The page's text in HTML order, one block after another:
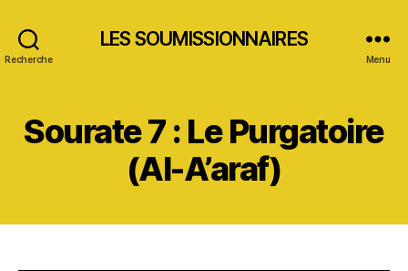
Recherche
LES SOUMISSIONNAIRES
Menu
Sourate 7 : Le Purgatoire
(Al-A’araf)